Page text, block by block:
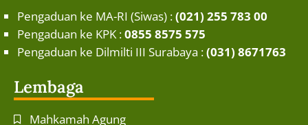
Pengaduan ke MA-RI (Siwas) :(021) 255 783 00
Pengaduan ke KPK :0855 8575 575
Pengaduan ke Dilmilti III Surabaya :(031) 8671763
Lembaga
Mahkamah Agung